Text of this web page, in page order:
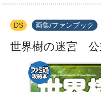
DS 画集/ファンブック
世界樹の迷宮 公